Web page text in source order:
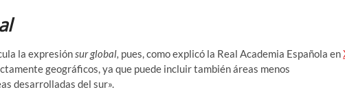
la expresiónsur global, pues, como explicó la Real Academia Española en
geográficos, ya que puede incluir también áreas menos
desarrolladas del sur».